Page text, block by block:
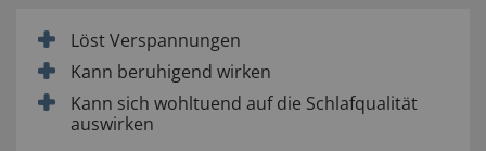
Löst Verspannungen
Kann beruhigend wirken
Kann sich wohltuend auf die Schlafqualität
auswirken